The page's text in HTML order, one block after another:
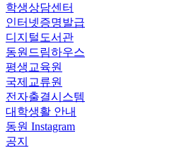
학생상담센터
인터넷증명발급
디지털도서관
동원드림하우스
평생교육원
국제교류원
전자출결시스템
대학생활 안내
동원 Instagram
공지